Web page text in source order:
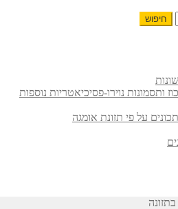
ותסמונות נוירו-פסיכיאטריות נוספות
על פי תזונת אומגה